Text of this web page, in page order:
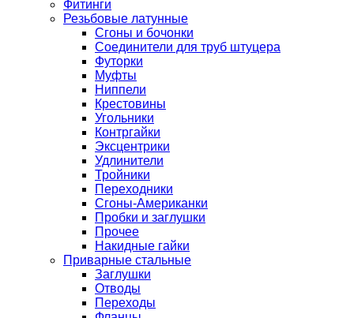
Фитинги
Резьбовые латунные
Сгоны и бочонки
Соединители для труб штуцера
Футорки
Муфты
Ниппели
Крестовины
Угольники
Контргайки
Эксцентрики
Удлинители
Тройники
Переходники
Сгоны-Американки
Пробки и заглушки
Прочее
Накидные гайки
Приварные стальные
Заглушки
Отводы
Переходы